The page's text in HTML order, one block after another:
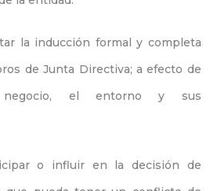
la inducción formal y completa
de Junta Directiva; a efecto de
el entorno y sus
o influir en la decisión de